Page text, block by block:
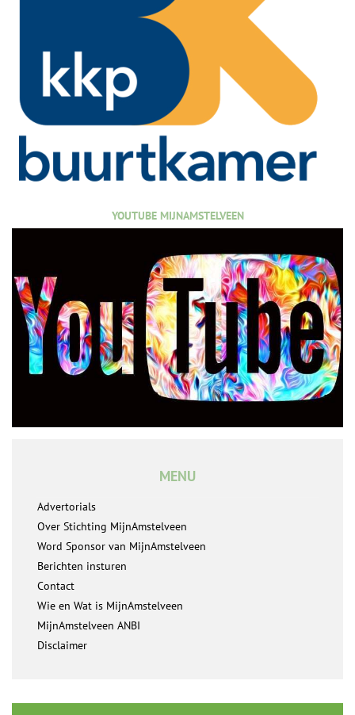
YOUTUBE MIJNAMSTELVEEN
MENU
Advertorials
Over Stichting MijnAmstelveen
Word Sponsor van MijnAmstelveen
Berichten insturen
Contact
Wie en Wat is MijnAmstelveen
MijnAmstelveen ANBI
Disclaimer